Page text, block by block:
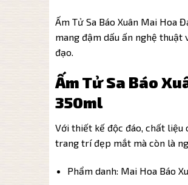
Ấm Tử Sa Báo Xuân Mai Hoa
mang đậm dấu ấn nghệ thuật
đạo.
Ấm Tử Sa Báo
350ml
Với thiết kế độc đáo, chất liệu
trang trí đẹp mắt mà còn là
Phẩm danh: Mai Hoa Báo